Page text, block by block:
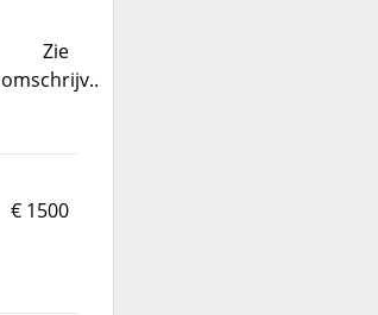
Zie
omschrijv..
€ 1500